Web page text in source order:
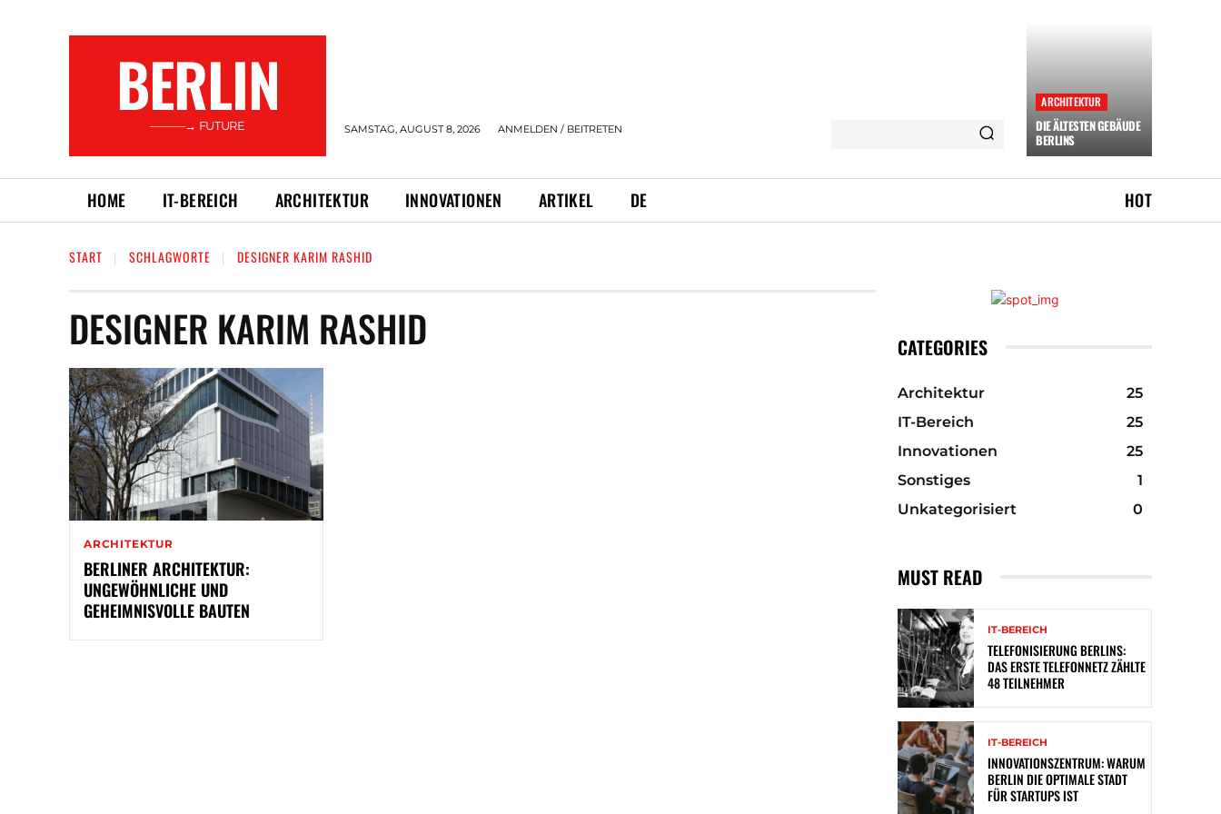
BERLIN
———→ FUTURE SAMSTAG, AUGUST 8, 2026 ANMELDEN / BEITRETEN
ARCHITEKTUR
DIE ÄLTESTEN GEBÄUDE
BERLINS
HOME IT-BEREICH ARCHITEKTUR INNOVATIONEN ARTIKEL DE HOT
START SCHLAGWORTE DESIGNER KARIM RASHID
DESIGNER KARIM RASHID
ARCHITEKTUR
BERLINER ARCHITEKTUR:
UNGEWÖHNLICHE UND
GEHEIMNISVOLLE BAUTEN
CATEGORIES
Architektur
25
IT-Bereich
25
Innovationen
25
Sonstiges
1
Unkategorisiert
0
MUST READ
IT-BEREICH
TELEFONISIERUNG BERLINS:
DAS ERSTE TELEFONNETZ ZÄHLTE
48 TEILNEHMER
IT-BEREICH
INNOVATIONSZENTRUM: WARUM
BERLIN DIE OPTIMALE STADT
FÜR STARTUPS IST